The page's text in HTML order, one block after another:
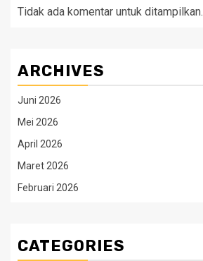
Tidak ada komentar untuk ditampilkan.
ARCHIVES
Juni 2026
Mei 2026
April 2026
Maret 2026
Februari 2026
CATEGORIES